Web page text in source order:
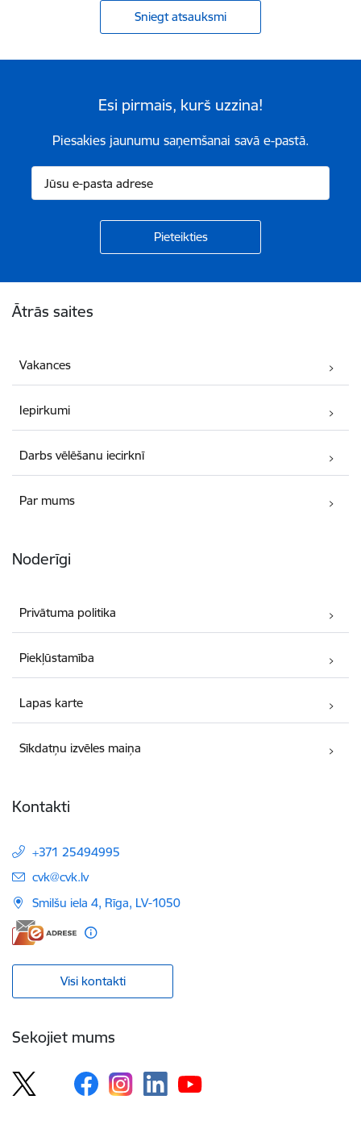
Sniegt atsauksmi
Esi pirmais, kurš uzzina!
Piesakies jaunumu saņemšanai savā e-pastā.
Ātrās saites
Vakances
Iepirkumi
Darbs vēlēšanu iecirknī
Par mums
Noderīgi
Privātuma politika
Piekļūstamība
Lapas karte
Sīkdatņu izvēles maiņa
Kontakti
+371 25494995
E-pasts:
cvk@cvk.lv
Smilšu iela 4, Rīga, LV-1050
Visi kontakti
Sekojiet mums